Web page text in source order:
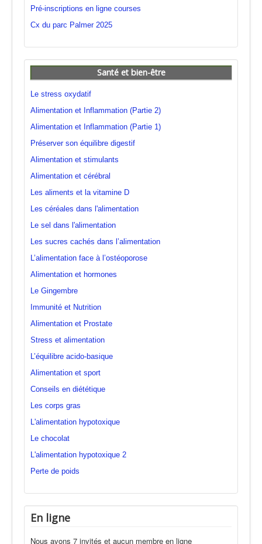
Pré-inscriptions en ligne courses
Cx du parc Palmer 2025
Santé et bien-être
Le stress oxydatif
Alimentation et Inflammation (Partie 2)
Alimentation et Inflammation (Partie 1)
Préserver son équilibre digestif
Alimentation et stimulants
Alimentation et cérébral
Les aliments et la vitamine D
Les céréales dans l'alimentation
Le sel dans l'alimentation
Les sucres cachés dans l’alimentation
L’alimentation face à l’ostéoporose
Alimentation et hormones
Le Gingembre
Immunité et Nutrition
Alimentation et Prostate
Stress et alimentation
L’équilibre acido-basique
Alimentation et sport
Conseils en diététique
Les corps gras
L'alimentation hypotoxique
Le chocolat
L'alimentation hypotoxique 2
Perte de poids
En ligne
Nous avons 7 invités et aucun membre en ligne